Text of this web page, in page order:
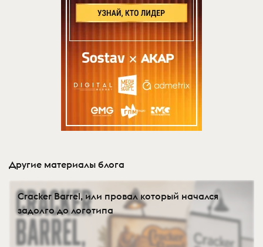
Другие материалы блога
Cracker Barrel, или провал который начался
задолго до логотипа